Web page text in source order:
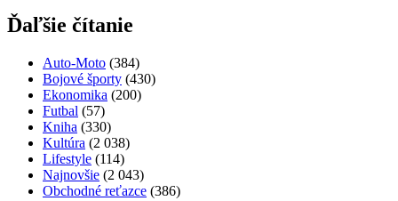
Ďaľšie čítanie
Auto-Moto (384)
Bojové športy (430)
Ekonomika (200)
Futbal (57)
Kniha (330)
Kultúra (2 038)
Lifestyle (114)
Najnovšie (2 043)
Obchodné reťazce (386)